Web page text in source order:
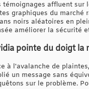
témoignages affluent sur
graphiques du marché
noirs aléatoires en
améliorer la sécurité
pointe du doigt la
à l'avalanche de
un message sans
sur le problème.